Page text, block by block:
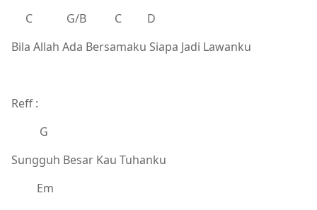
C G/B C D
Bila Allah Ada Bersamaku Siapa Jadi Lawanku
Reff :
G
Sungguh Besar Kau Tuhanku
Em